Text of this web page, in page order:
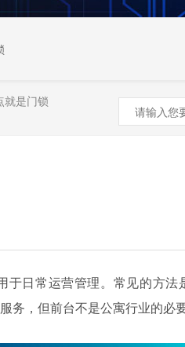
就是门锁
日常运营管理。常见的方法
，但前台不是公寓行业的必要